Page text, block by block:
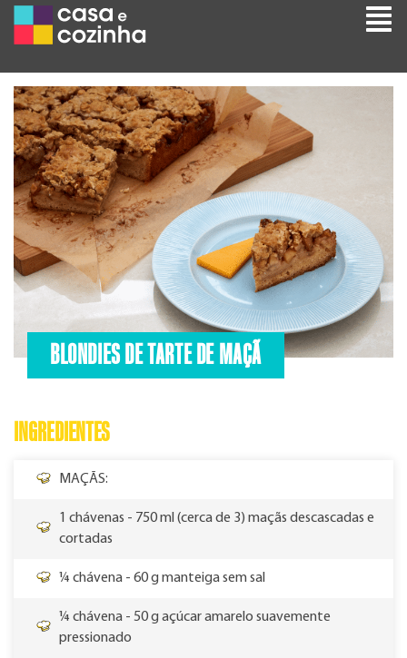
BLONDIES DE TARTE DE MAÇÃ
INGREDIENTES
MAÇÃS:
1 chávenas - 750 ml (cerca de 3) maçãs descascadas e
cortadas
¼ chávena - 60 g manteiga sem sal
¼ chávena - 50 g açúcar amarelo suavemente
pressionado